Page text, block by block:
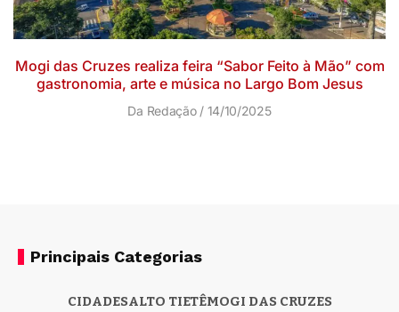
Mogi das Cruzes realiza feira “Sabor Feito à Mão” com
gastronomia, arte e música no Largo Bom Jesus
Da Redação 14/10/2025
Principais Categorias
CIDADESALTO TIETÊMOGI DAS CRUZES